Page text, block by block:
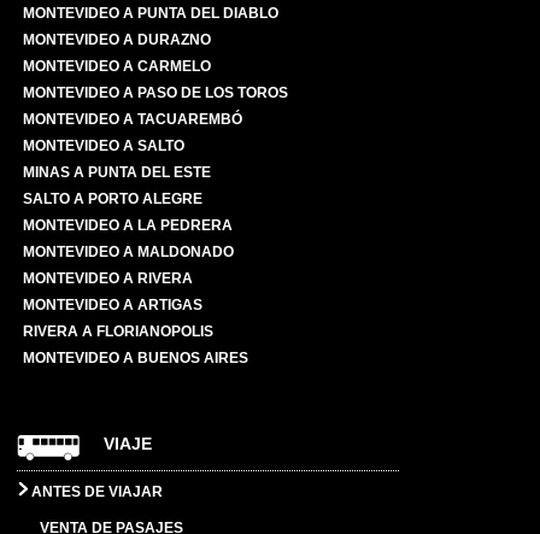
MONTEVIDEO A PUNTA DEL DIABLO
MONTEVIDEO A DURAZNO
MONTEVIDEO A CARMELO
MONTEVIDEO A PASO DE LOS TOROS
MONTEVIDEO A TACUAREMBÓ
MONTEVIDEO A SALTO
MINAS A PUNTA DEL ESTE
SALTO A PORTO ALEGRE
MONTEVIDEO A LA PEDRERA
MONTEVIDEO A MALDONADO
MONTEVIDEO A RIVERA
MONTEVIDEO A ARTIGAS
RIVERA A FLORIANOPOLIS
MONTEVIDEO A BUENOS AIRES
VIAJE
ANTES DE VIAJAR
VENTA DE PASAJES